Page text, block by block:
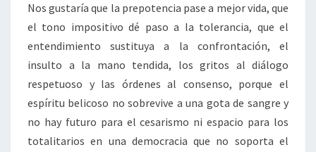
Nos gustaría que la prepotencia pase a mejor vida, que
el tono impositivo dé paso a la tolerancia, que el
entendimiento sustituya a la confrontación, el
insulto a la mano tendida, los gritos al diálogo
respetuoso y las órdenes al consenso, porque el
espíritu belicoso no sobrevive a una gota de sangre y
no hay futuro para el cesarismo ni espacio para los
totalitarios en una democracia que no soporta el